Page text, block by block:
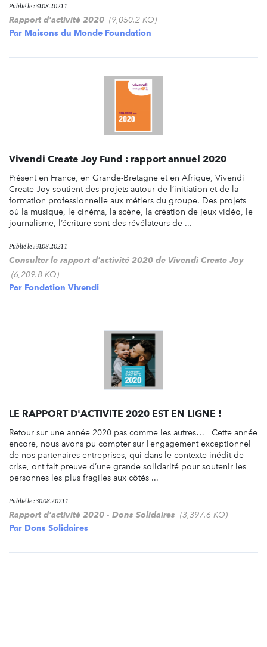
Publié le : 31.08.2021 1
Rapport d'activité 2020 (9,050.2 KO)
Par Maisons du Monde Foundation
Vivendi Create Joy Fund : rapport annuel 2020
Présent en France, en Grande-Bretagne et en Afrique, Vivendi
Create Joy soutient des projets autour de l’initiation et de la
formation professionnelle aux métiers du groupe. Des projets
où la musique, le cinéma, la scène, la création de jeux vidéo, le
journalisme, l’écriture sont des révélateurs de ...
Publié le : 31.08.2021 1
Consulter le rapport d'activité 2020 de Vivendi Create Joy
(6,209.8 KO)
Par Fondation Vivendi
LE RAPPORT D'ACTIVITE 2020 EST EN LIGNE !
Retour sur une année 2020 pas comme les autres… Cette année
encore, nous avons pu compter sur l’engagement exceptionnel
de nos partenaires entreprises, qui dans le contexte inédit de
crise, ont fait preuve d’une grande solidarité pour soutenir les
personnes les plus fragiles aux côtés ...
Publié le : 30.08.2021 1
Rapport d'activité 2020 - Dons Solidaires (3,397.6 KO)
Par Dons Solidaires